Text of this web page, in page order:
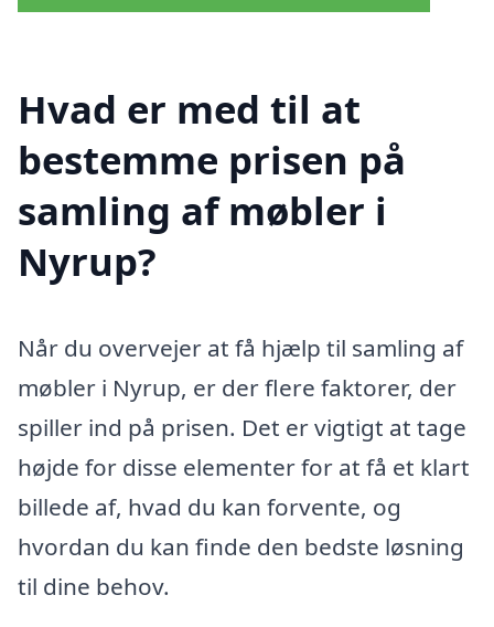
Hvad er med til at
bestemme prisen på
samling af møbler i
Nyrup?
Når du overvejer at få hjælp til samling af
møbler i Nyrup, er der flere faktorer, der
spiller ind på prisen. Det er vigtigt at tage
højde for disse elementer for at få et klart
billede af, hvad du kan forvente, og
hvordan du kan finde den bedste løsning
til dine behov.